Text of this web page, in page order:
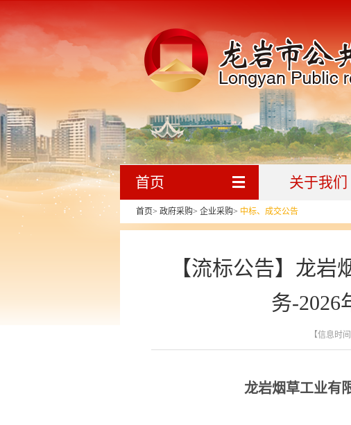
首页 关于我们
首页> 政府采购> 企业采购> 中标、成交公告
【流标公告】龙
务-2026
【信息时
龙岩烟草工业有限